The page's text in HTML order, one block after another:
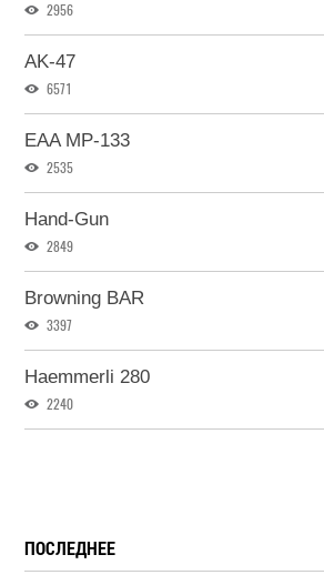
2956
AK-47
6571
EAA MP-133
2535
Hand-Gun
2849
Browning BAR
3397
Haemmerli 280
2240
ПОСЛЕДНЕЕ